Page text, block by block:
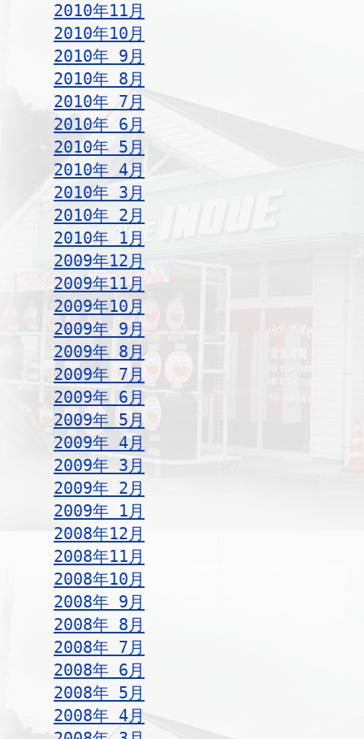
2010年11月
2010年10月
2010年 9月
2010年 8月
2010年 7月
2010年 6月
2010年 5月
2010年 4月
2010年 3月
2010年 2月
2010年 1月
2009年12月
2009年11月
2009年10月
2009年 9月
2009年 8月
2009年 7月
2009年 6月
2009年 5月
2009年 4月
2009年 3月
2009年 2月
2009年 1月
2008年12月
2008年11月
2008年10月
2008年 9月
2008年 8月
2008年 7月
2008年 6月
2008年 5月
2008年 4月